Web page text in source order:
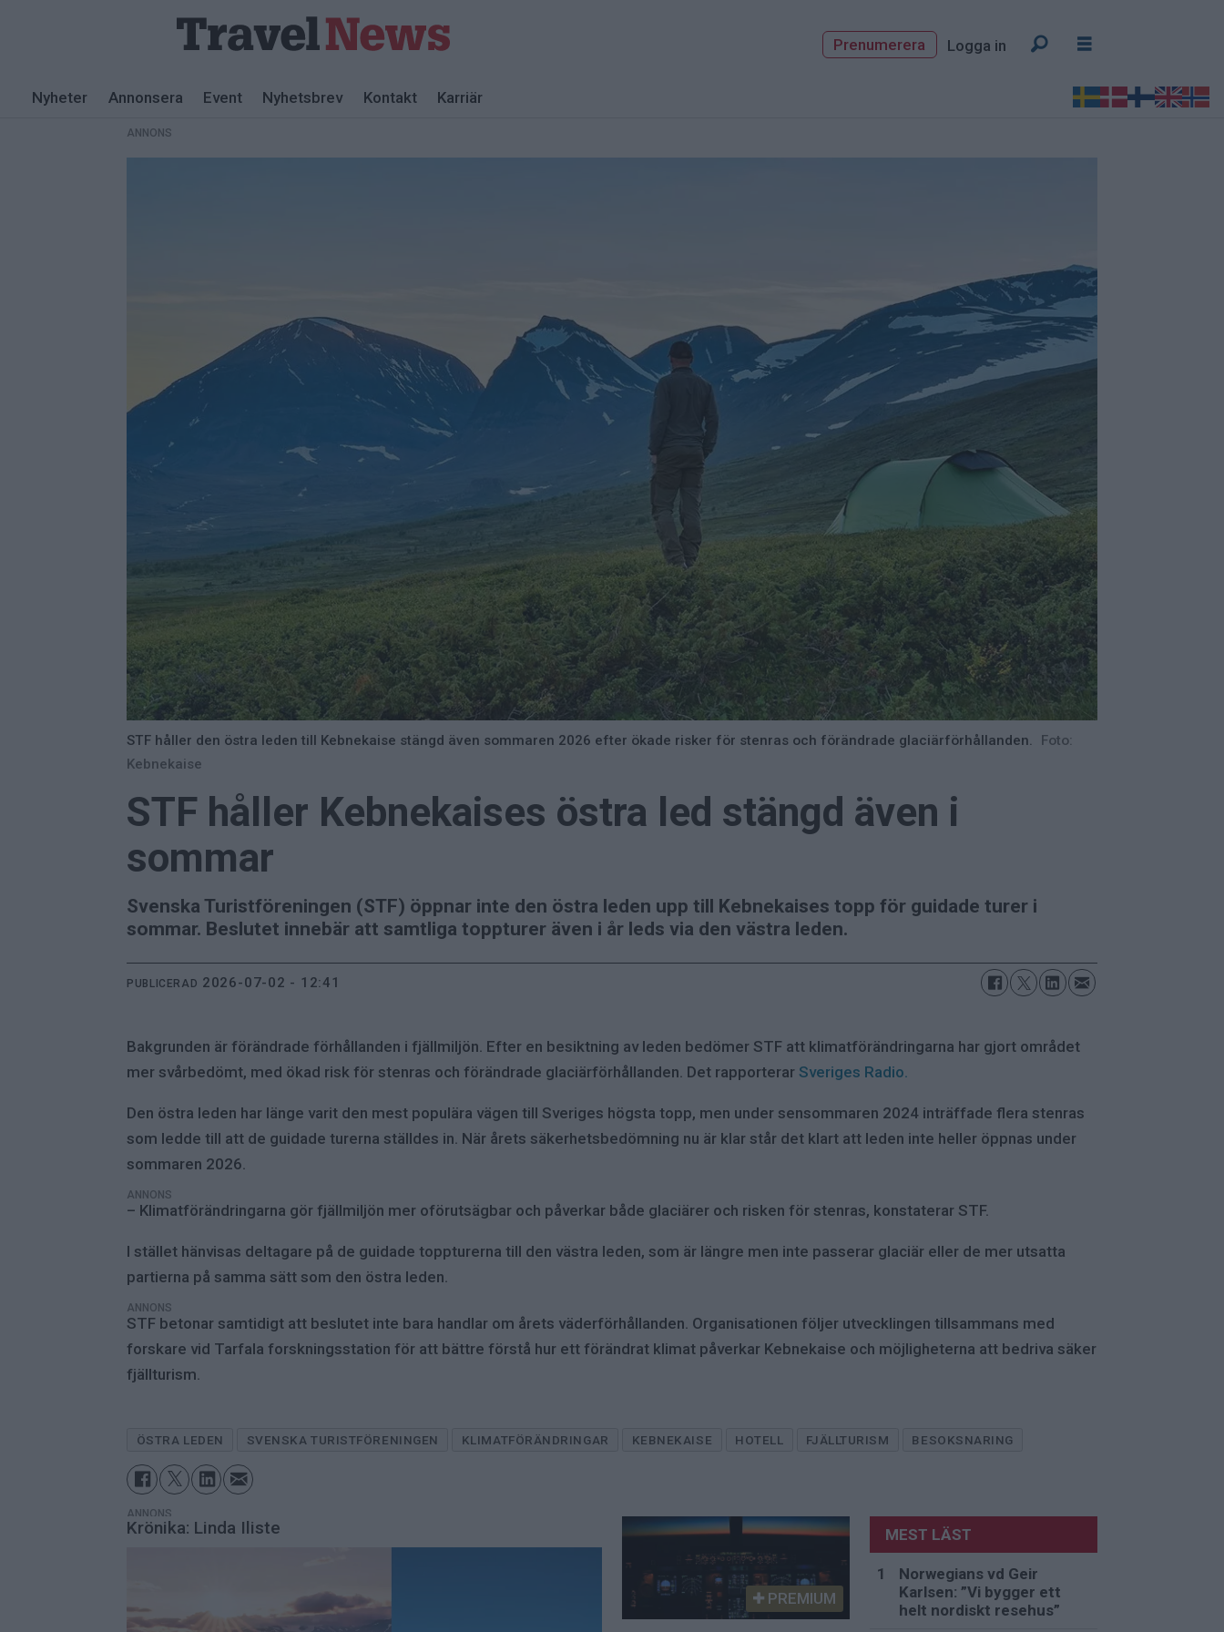
Prenumerera Logga in
Nyheter Annonsera Event Nyhetsbrev Kontakt Karriär
ANNONS
STF håller den östra leden till Kebnekaise stängd även sommaren 2026 efter ökade risker för stenras och förändrade glaciärförhållanden.
Foto:
Kebnekaise
STF håller Kebnekaises östra led stängd även i
sommar
Svenska Turistföreningen (STF) öppnar inte den östra leden upp till Kebnekaises topp för guidade turer i
sommar. Beslutet innebär att samtliga toppturer även i år leds via den västra leden.
PUBLICERAD 2026-07-02 - 12:41
Bakgrunden är förändrade förhållanden i fjällmiljön. Efter en besiktning av leden bedömer STF att klimatförändringarna har gjort området
mer svårbedömt, med ökad risk för stenras och förändrade glaciärförhållanden. Det rapporterar Sveriges Radio.
Den östra leden har länge varit den mest populära vägen till Sveriges högsta topp, men under sensommaren 2024 inträffade flera stenras
som ledde till att de guidade turerna ställdes in. När årets säkerhetsbedömning nu är klar står det klart att leden inte heller öppnas under
sommaren 2026.
ANNONS
– Klimatförändringarna gör fjällmiljön mer oförutsägbar och påverkar både glaciärer och risken för stenras, konstaterar STF.
I stället hänvisas deltagare på de guidade toppturerna till den västra leden, som är längre men inte passerar glaciär eller de mer utsatta
partierna på samma sätt som den östra leden.
ANNONS
STF betonar samtidigt att beslutet inte bara handlar om årets väderförhållanden. Organisationen följer utvecklingen tillsammans med
forskare vid Tarfala forskningsstation för att bättre förstå hur ett förändrat klimat påverkar Kebnekaise och möjligheterna att bedriva säker
fjällturism.
ÖSTRA LEDEN SVENSKA TURISTFÖRENINGEN KLIMATFÖRÄNDRINGAR KEBNEKAISE HOTELL FJÄLLTURISM BESOKSNARING
ANNONS
Krönika: Linda Iliste
PREMIUM
MEST LÄST
Norwegians vd Geir
Karlsen: ”Vi bygger ett
helt nordiskt resehus”